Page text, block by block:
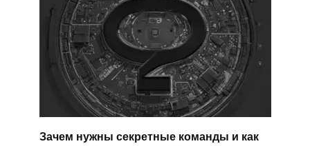
Зачем нужны секретные команды и как